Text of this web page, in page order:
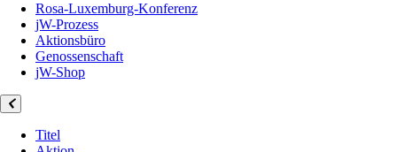
Rosa-Luxemburg-Konferenz
jW-Prozess
Aktionsbüro
Genossenschaft
jW-Shop
Titel